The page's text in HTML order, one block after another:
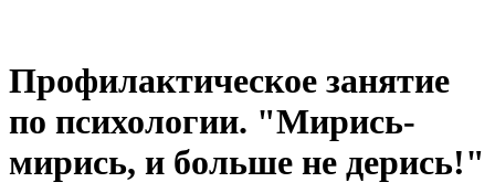
Профилактическое занятие
по психологии. "Мирись-
мирись, и больше не дерись!"